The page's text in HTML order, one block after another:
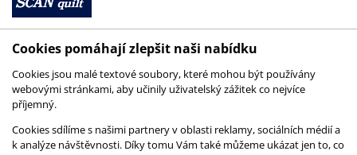
Cookies pomáhají zlepšit naši nabídku
Cookies jsou malé textové soubory, které mohou být používány
webovými stránkami, aby učinily uživatelský zážitek co nejvíce
příjemný.
Cookies sdílíme s našimi partnery v oblasti reklamy, sociálních médií a
k analýze návštěvnosti. Díky tomu Vám také můžeme ukázat jen to, co